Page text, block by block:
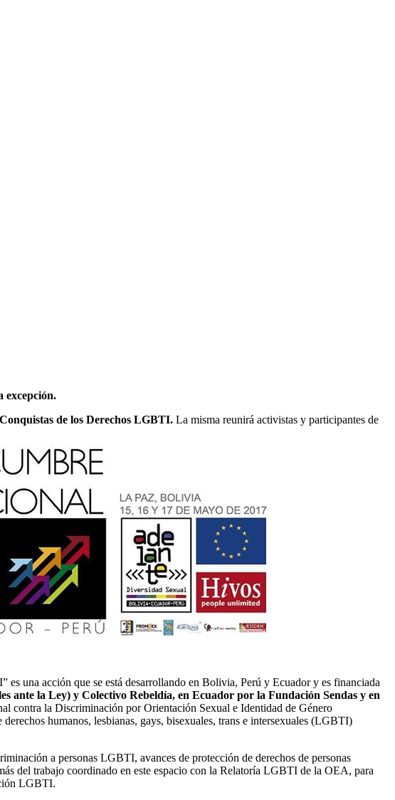
excepción.
de los Derechos LGBTI. La misma reunirá activistas y participantes de
una acción que se está desarrollando en Bolivia, Perú y Ecuador y es financiada
ante la Ley) y Colectivo Rebeldía, en Ecuador por la Fundación Sendas y en
contra la Discriminación por Orientación Sexual e Identidad de Género
humanos, lesbianas, gays, bisexuales, trans e intersexuales (LGBTI)
a personas LGBTI, avances de protección de derechos de personas
del trabajo coordinado en este espacio con la Relatoría LGBTI de la OEA, para
LGBTI.